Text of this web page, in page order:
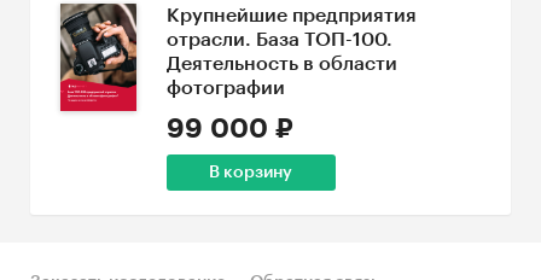
Крупнейшие предприятия
отрасли. База ТОП-100.
Деятельность в области
фотографии
99 000 ₽
В корзину